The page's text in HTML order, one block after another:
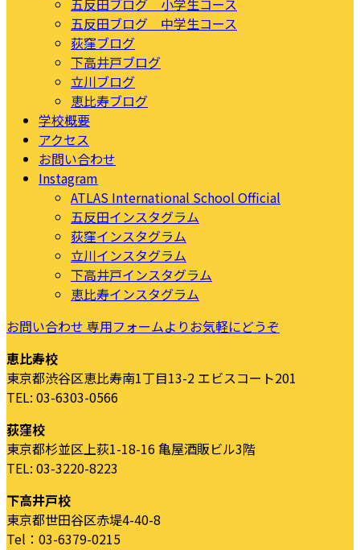
五反田ブログ 小学生コース
五反田ブログ 中学生コース
荻窪ブログ
下高井戸ブログ
立川ブログ
恵比寿ブログ
学校概要
アクセス
お問い合わせ
Instagram
ATLAS International School Official
五反田インスタグラム
荻窪インスタグラム
立川インスタグラム
下高井戸インスタグラム
恵比寿インスタグラム
お問い合わせ 専用フォームよりお気軽にどうぞ
恵比寿校
東京都渋谷区恵比寿南1丁目13-2 エビスコート201
TEL: 03-6303-0566
荻窪校
東京都杉並区上荻1-18-16 亀屋酒販ビル3階
TEL: 03-3220-8223
下高井戸校
東京都世田谷区赤堤4-40-8
Tel：03-6379-0215